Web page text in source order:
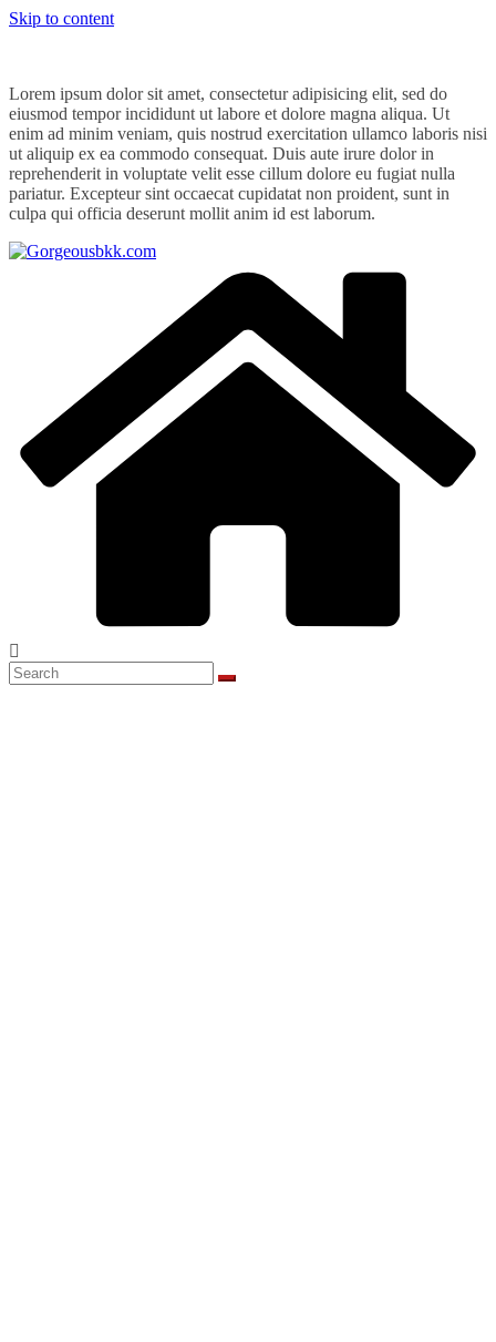
Skip to content
Lorem ipsum dolor sit amet, consectetur adipisicing elit, sed do
eiusmod tempor incididunt ut labore et dolore magna aliqua. Ut
enim ad minim veniam, quis nostrud exercitation ullamco laboris nisi
ut aliquip ex ea commodo consequat. Duis aute irure dolor in
reprehenderit in voluptate velit esse cillum dolore eu fugiat nulla
pariatur. Excepteur sint occaecat cupidatat non proident, sunt in
culpa qui officia deserunt mollit anim id est laborum.